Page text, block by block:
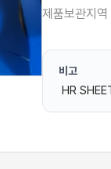
제품보관지역
비고
HR